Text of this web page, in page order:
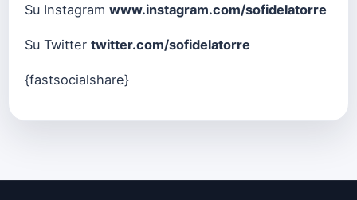
Su Instagram www.instagram.com/sofidelatorre
Su Twitter twitter.com/sofidelatorre
{fastsocialshare}